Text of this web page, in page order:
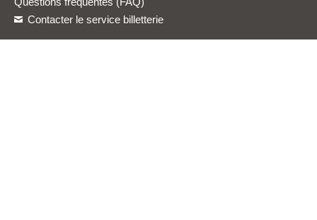
Contacter le service billetterie